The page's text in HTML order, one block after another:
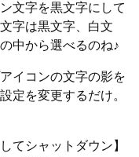
文字を黒文字にして
字は黒文字、白文
中から選べるのね♪
イコンの文字の影を
定を変更するだけ。
てシャットダウン】